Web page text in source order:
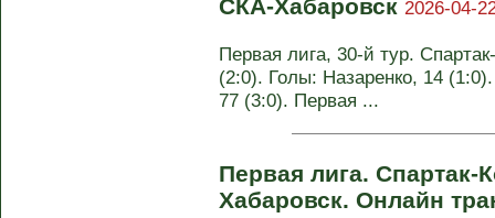
СКА-Хабаровск 2026-04-
Первая лига, 30-й тур.
(2:0). Голы: Назаренко, 14
77 (3:0). Первая ...
Первая лига. Спартак-
Хабаровск. Онлайн